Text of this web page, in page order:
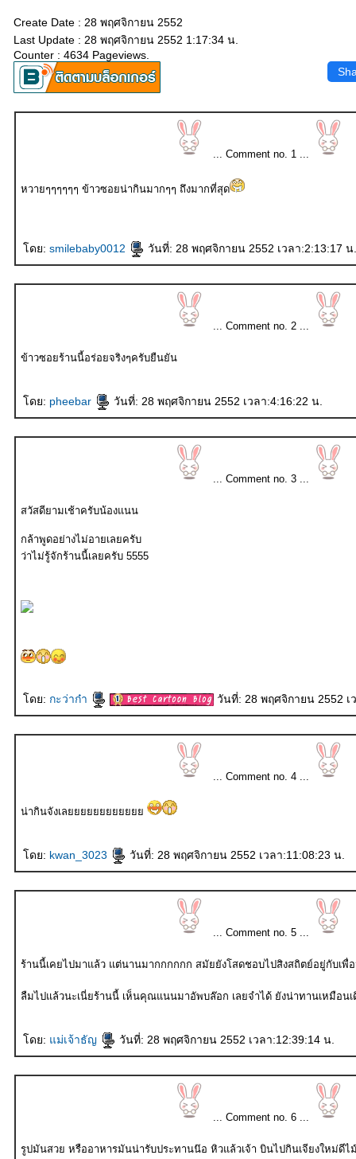
Create Date : 28 พฤศจิกายน 2552
Last Update : 28 พฤศจิกายน 2552 1:17:34 น.
Counter : 4634 Pageviews.
... Comment no. 1 ...
หวายๆๆๆๆๆๆ ข้าวซอยน่ากินมากๆๆ ถึงมากที่สุด
ดย: smilebaby0012 วันที่: 28 พฤศจิกายน 2552 เวลา:2:13:17 น.
... Comment no. 2 ...
ข้าวซอยร้านนี้อร่อยจริงๆครับยืนยัน
ดย: pheebar วันที่: 28 พฤศจิกายน 2552 เวลา:4:16:22 น.
... Comment no. 3 ...
สวัสดียามเช้าครับน้องแนน
กล้าพูดอย่างไม่อายเลยครับ
ว่าไม่รู้จักร้านนี้เลยครับ 5555
ดย: กะว่าก๋า วันที่: 28 พฤศจิกายน 2552 เ
... Comment no. 4 ...
น่ากินจังเล
ดย: kwan_3023 วันที่: 28 พฤศจิกายน 2552 เวลา:11:08:23 น.
... Comment no. 5 ...
ร้านนี้เคยไปมาแล้ว แต่นานมากกกกกก สมัยยังโสดชอบไปสิงสถิตย์อยู่กับเ
ลืมไปแล้วนะเนี่ยร้านนี้ เห็นคุณแนนมาอัพบล๊อก เลยจำได้ ยังน่าทานเหมือ
ดย: ม่เจ้าธัญ วันที่: 28 พฤศจิกายน 2552 เวลา:12:39:14 น.
... Comment no. 6 ...
รูปมันสวย หรืออาหารมันน่ารับประทานน๊อ หิวแล้วเจ้า บินไปกินเจียงใหม่ดีไ